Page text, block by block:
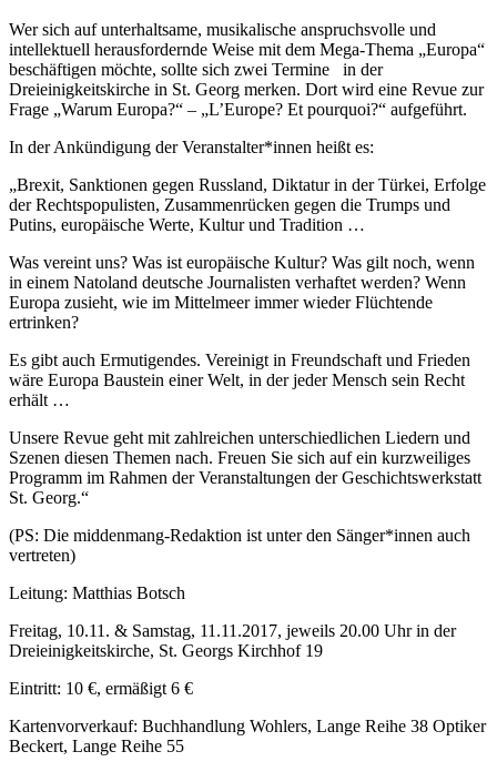
Wer sich auf unterhaltsame, musikalische anspruchsvolle und
intellektuell herausfordernde Weise mit dem Mega-Thema „Europa“
beschäftigen möchte, sollte sich zwei Termine in der
Dreieinigkeitskirche in St. Georg merken. Dort wird eine Revue zur
Frage „Warum Europa?“ – „L’Europe? Et pourquoi?“ aufgeführt.
In der Ankündigung der Veranstalter*innen heißt es:
„Brexit, Sanktionen gegen Russland, Diktatur in der Türkei, Erfolge
der Rechtspopulisten, Zusammenrücken gegen die Trumps und
Putins, europäische Werte, Kultur und Tradition …
Was vereint uns? Was ist europäische Kultur? Was gilt noch, wenn
in einem Natoland deutsche Journalisten verhaftet werden? Wenn
Europa zusieht, wie im Mittelmeer immer wieder Flüchtende
ertrinken?
Es gibt auch Ermutigendes. Vereinigt in Freundschaft und Frieden
wäre Europa Baustein einer Welt, in der jeder Mensch sein Recht
erhält …
Unsere Revue geht mit zahlreichen unterschiedlichen Liedern und
Szenen diesen Themen nach. Freuen Sie sich auf ein kurzweiliges
Programm im Rahmen der Veranstaltungen der Geschichtswerkstatt
St. Georg.“
(PS: Die middenmang-Redaktion ist unter den Sänger*innen auch
vertreten)
Leitung: Matthias Botsch
Freitag, 10.11. & Samstag, 11.11.2017, jeweils 20.00 Uhr in der
Dreieinigkeitskirche, St. Georgs Kirchhof 19
Eintritt: 10 €, ermäßigt 6 €
Kartenvorverkauf: Buchhandlung Wohlers, Lange Reihe 38 Optiker
Beckert, Lange Reihe 55